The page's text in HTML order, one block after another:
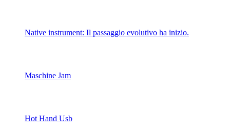
Native instrument: Il passaggio evolutivo ha inizio.
Maschine Jam
Hot Hand Usb